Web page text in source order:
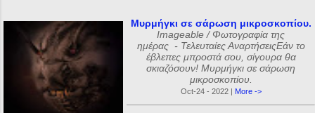
Μυρμήγκι σε σάρωση μικροσκοπίου.
Imageable / Φωτογραφία της
ημέρας - Τελευταίες ΑναρτήσειςΕάν το
έβλεπες μπροστά σου, σίγουρα θα
σκιαζόσουν! Μυρμήγκι σε σάρωση
μικροσκοπίου.
Oct-24 - 2022 | More ->